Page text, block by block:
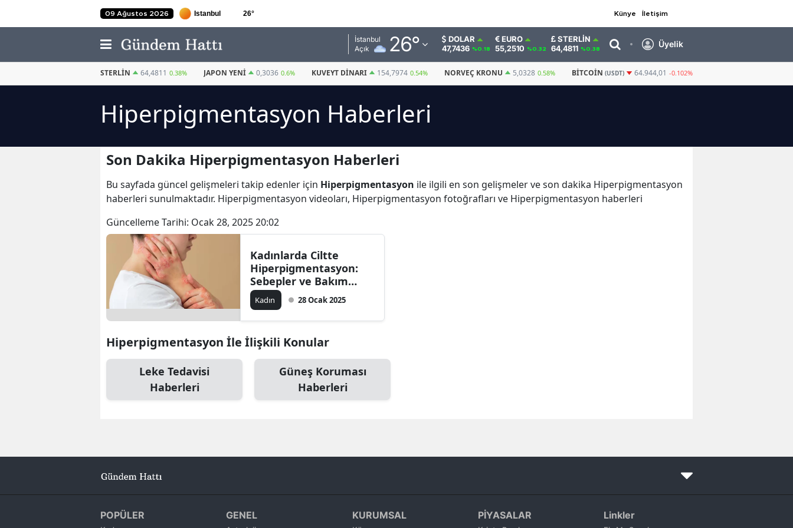
09 Ağustos 2026 26° Künye İletişim
İstanbul
Açık
26°
Adana
Adıyaman
Afyonkarahisar
Ağrı
Ankara
Antalya
Artvin
Bitlis
Denizli
Diyarbakır
DOLAR
47,7436 %0.18
EURO
55,2510 %0.32
STERLIN
64,4811 %0.38 Üyelik
STERLIN 64,4811 0.38% JAPON YENI 0,3036 0.6% KUVEYT DINARI 154,7974 0.54% NORVEÇ KRONU 5,0328 0.58% BITCOIN (USDT) 64.944,01 -0.102%
Hiperpigmentasyon Haberleri
Son Dakika Hiperpigmentasyon Haberleri
Bu sayfada güncel gelişmeleri takip edenler için Hiperpigmentasyon ile ilgili en son gelişmeler ve son dakika Hiperpigmentasyon
haberleri sunulmaktadır. Hiperpigmentasyon videoları, Hiperpigmentasyon fotoğrafları ve Hiperpigmentasyon haberleri
Güncelleme Tarihi: Ocak 28, 2025 20:02
Kadınlarda Ciltte
Hiperpigmentasyon:
Sebepler ve Bakım
İpuçları
Kadın 28 Ocak 2025
Hiperpigmentasyon İle İlişkili Konular
Leke Tedavisi
Haberleri
Güneş Koruması
Haberleri
POPÜLER GENEL KURUMSAL PİYASALAR Linkler